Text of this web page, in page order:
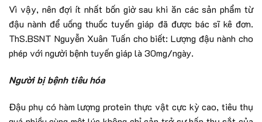
Vì vậy, nên đợi ít nhất bốn giờ sau khi ăn các sản phẩm từ
đậu nành để uống thuốc tuyến giáp đã được bác sĩ kê đơn.
ThS.BSNT Nguyễn Xuân Tuấn cho biết: Lượng đậu nành cho
phép với người bệnh tuyến giáp là 30mg/ngày.
Người bị bệnh tiêu hóa
Đậu phụ có hàm lượng protein thực vật cực kỳ cao, tiêu thụ